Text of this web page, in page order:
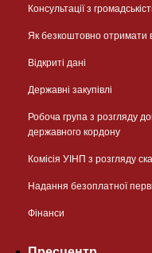
Консультації з
Як безкоштовно отримати
Відкриті дані
Державні закупівлі
Робоча група з розгляду
державного кордону
Комісія УІНП з розгляду
Надання безоплатної
Фінанси